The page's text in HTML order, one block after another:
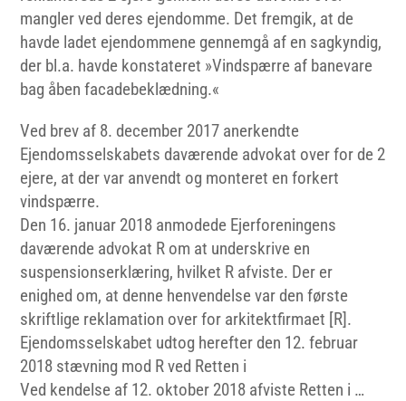
mangler ved deres ejendomme. Det fremgik, at de
havde ladet ejendommene gennemgå af en sagkyndig,
der bl.a. havde konstateret »Vindspærre af banevare
bag åben facadebeklædning.«
Ved brev af 8. december 2017 anerkendte
Ejendomsselskabets daværende advokat over for de 2
ejere, at der var anvendt og monteret en forkert
vindspærre.
Den 16. januar 2018 anmodede Ejerforeningens
daværende advokat R om at underskrive en
suspensionserklæring, hvilket R afviste. Der er
enighed om, at denne henvendelse var den første
skriftlige reklamation over for arkitektfirmaet [R].
Ejendomsselskabet udtog herefter den 12. februar
2018 stævning mod R ved Retten i
Ved kendelse af 12. oktober 2018 afviste Retten i …